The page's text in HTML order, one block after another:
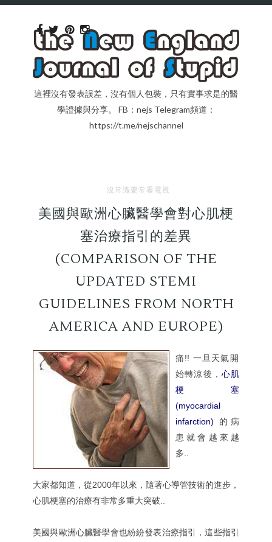
這裡沒有發表誤差，沒有個人包裝，只有實事求是的醫
學證據與分享。 FB：nejs Telegram頻道：
https://t.me/nejschannel
沒常識要常看電視
美國與歐洲心臟醫學會對心肌梗
塞治療指引的差異
(COMPARISON OF THE
UPDATED STEMI
GUIDELINES FROM NORTH
AMERICA AND EUROPE)
痛!! 一旦天氣開
始轉涼後， 心肌
梗塞
(myocardial
infarction) 的病
患就會越來越
多.
大家都知道，從2000年以來，隨著心導管技術的進步，
心肌梗塞的治療有非常多重大突破..
美國與歐洲心臟醫學會也紛紛發表治療指引，這些指引